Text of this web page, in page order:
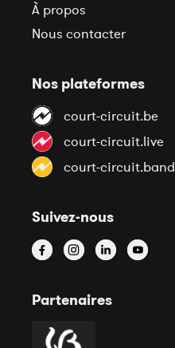
À propos
Nous contacter
Nos plateformes
court-circuit.be
court-circuit.live
court-circuit.band
Suivez-nous
Partenaires